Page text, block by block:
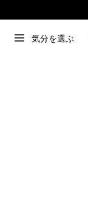
気分を選ぶ